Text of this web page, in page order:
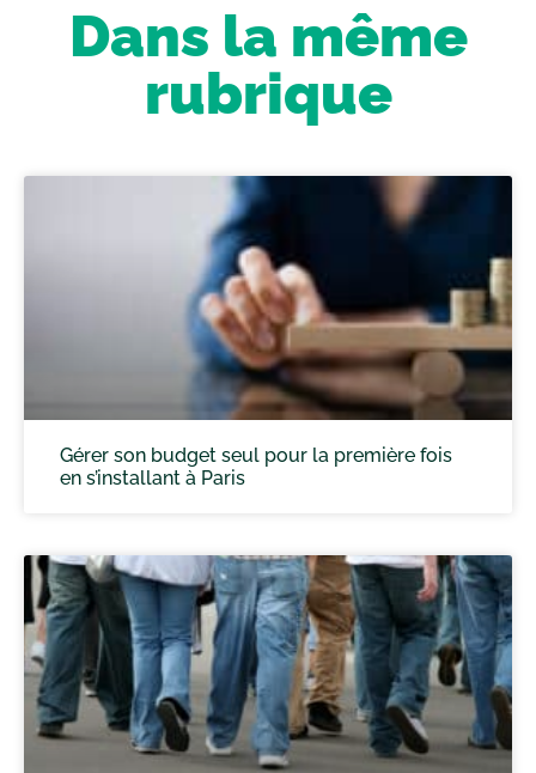
Dans la même
rubrique
Gérer son budget seul pour la première fois
en s’installant à Paris